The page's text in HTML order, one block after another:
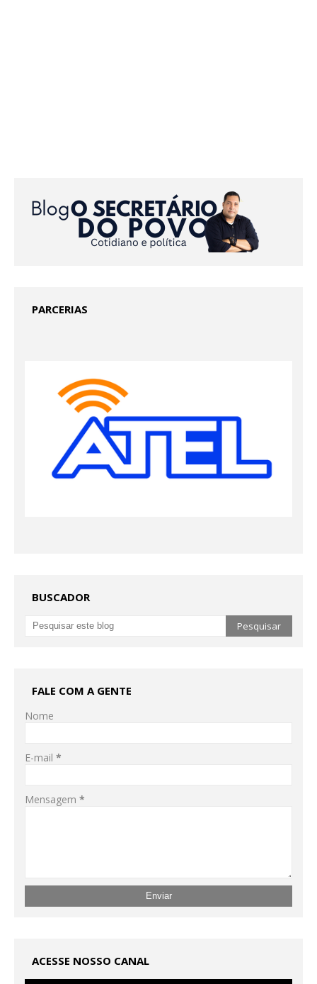
PARCERIAS
BUSCADOR
FALE COM A GENTE
Nome
E-mail *
Mensagem *
ACESSE NOSSO CANAL